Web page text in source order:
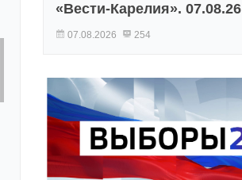
«Вести-Карелия». 07.08.26
07.08.2026 254